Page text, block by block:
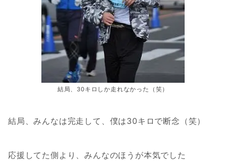
結局、30キロしか走れなかった（笑）
結局、みんなは完走して、僕は30キロで断念（笑）
応援してた側より、みんなのほうが本気でした